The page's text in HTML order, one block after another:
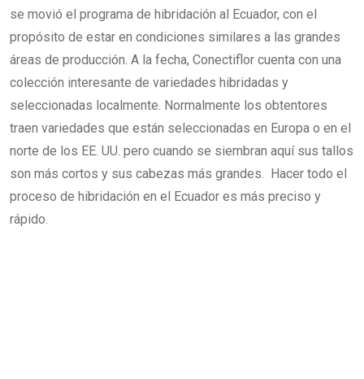
se movió el programa de hibridación al Ecuador, con el
propósito de estar en condiciones similares a las grandes
áreas de producción. A la fecha, Conectiflor cuenta con una
colección interesante de variedades hibridadas y
seleccionadas localmente. Normalmente los obtentores
traen variedades que están seleccionadas en Europa o en el
norte de los EE. UU. pero cuando se siembran aquí sus tallos
son más cortos y sus cabezas más grandes. Hacer todo el
proceso de hibridación en el Ecuador es más preciso y
rápido.